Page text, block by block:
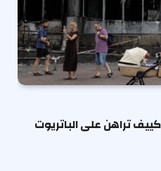
تراهن على الباتريوت